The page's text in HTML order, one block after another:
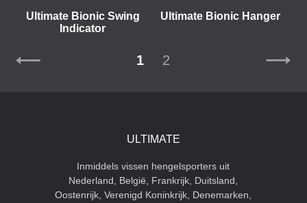
Ultimate Bionic Swing
Indicator
Ultimate Bionic Hanger
1 2
ULTIMATE
Inmiddels vissen hengelsporters uit
Nederland, België, Frankrijk, Duitsland,
Oostenrijk, Verenigd Koninkrijk, Denemarken,